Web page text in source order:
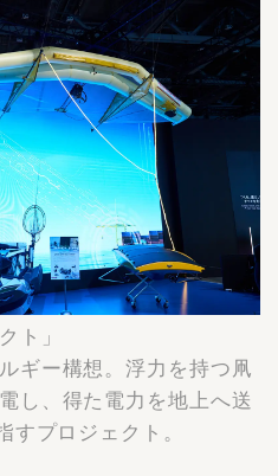
ト」
ギー構想。浮力を持つ凧
し、得た電力を地上へ送
すプロジェクト。